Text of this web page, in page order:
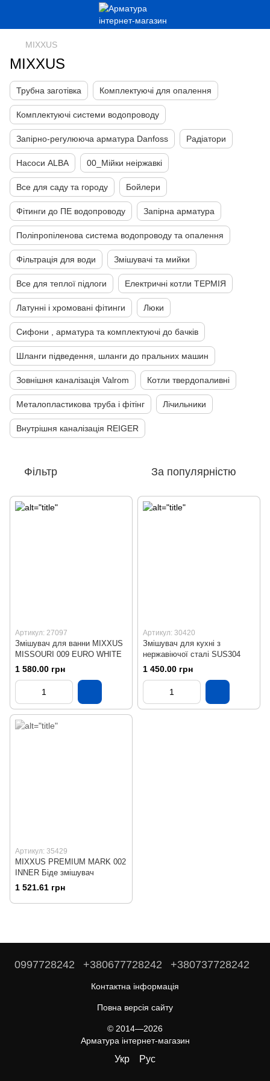
MIXXUS
MIXXUS
Трубна заготівка Комплектуючі для опалення
Комплектуючі системи водопроводу
Запірно-регулююча арматура Danfoss Радіатори
Насоси ALBA 00_Мійки неіржавкі
Все для саду та городу Бойлери
Фітинги до ПЕ водопроводу Запірна арматура
Поліпропіленова система водопроводу та опалення
Фільтрація для води Змішувачі та мийки
Все для теплої підлоги Електричні котли ТЕРМІЯ
Латунні і хромовані фітинги Люки
Сифони , арматура та комплектуючі до бачків
Шланги підведення, шланги до пральних машин
Зовнішня каналізація Valrom Котли твердопаливні
Металопластикова труба і фітінг Лічильники
Внутрішня каналізація REIGER
Фільтр За популярністю
Артикул: 27097
Змішувач для ванни MIXXUS
MISSOURI 009 EURO WHITE
1 580.00 грн
Артикул: 30420
Змішувач для кухні з
нержавіючої сталі SUS304
1 450.00 грн
Артикул: 35429
MIXXUS PREMIUM MARK 002
INNER Біде змішувач
1 521.61 грн
0997728242 +380677728242 +380737728242
Контактна інформація
Повна версія сайту
© 2014—2026
Арматура інтернет-магазин
Укр Рус